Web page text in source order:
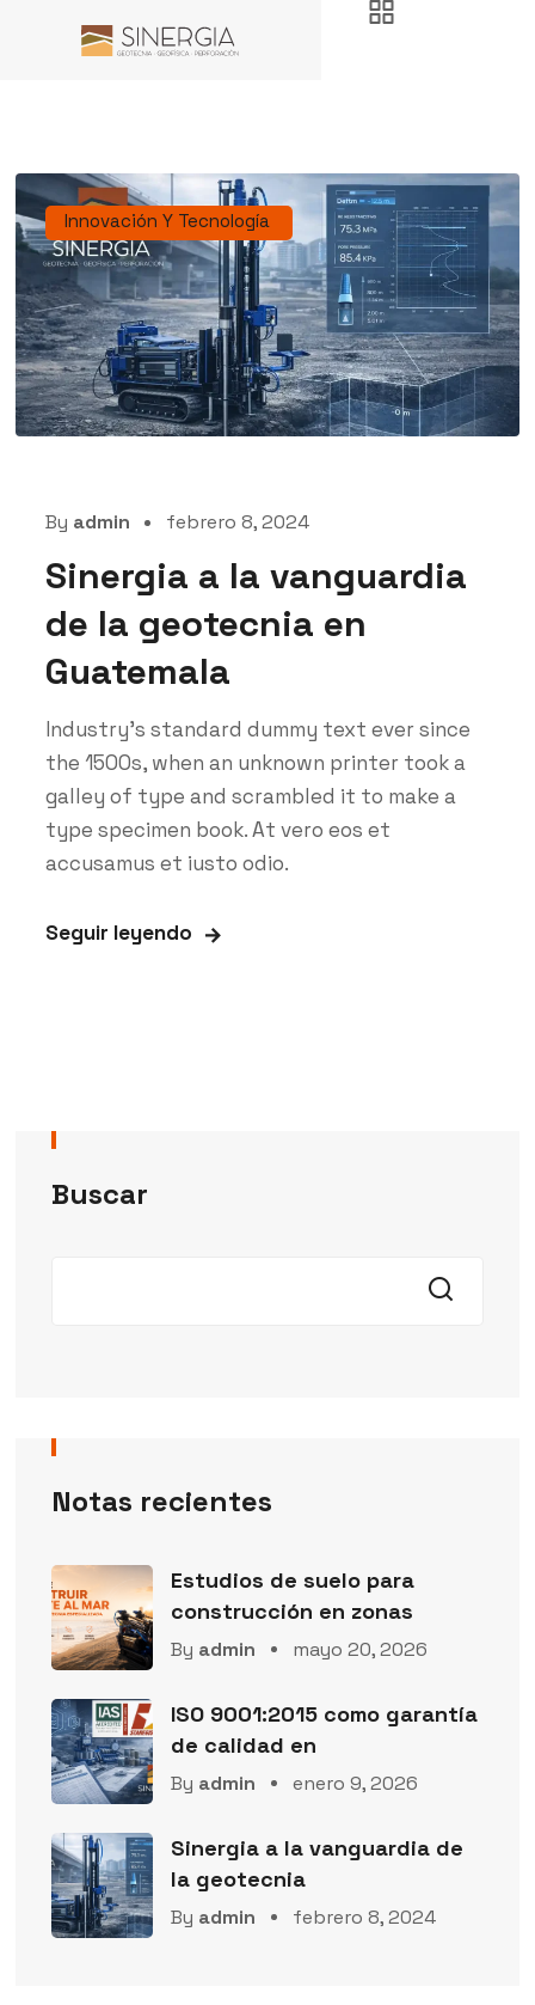
Innovación Y Tecnología
By admin febrero 8, 2024
Sinergia a la vanguardia
de la geotecnia en
Guatemala
Industry’s standard dummy text ever since
the 1500s, when an unknown printer took a
galley of type and scrambled it to make a
type specimen book. At vero eos et
accusamus et iusto odio.
Seguir leyendo
Buscar
Notas recientes
Estudios de suelo para
construcción en zonas
By admin mayo 20, 2026
ISO 9001:2015 como garantía
de calidad en
By admin enero 9, 2026
Sinergia a la vanguardia de
la geotecnia
By admin febrero 8, 2024